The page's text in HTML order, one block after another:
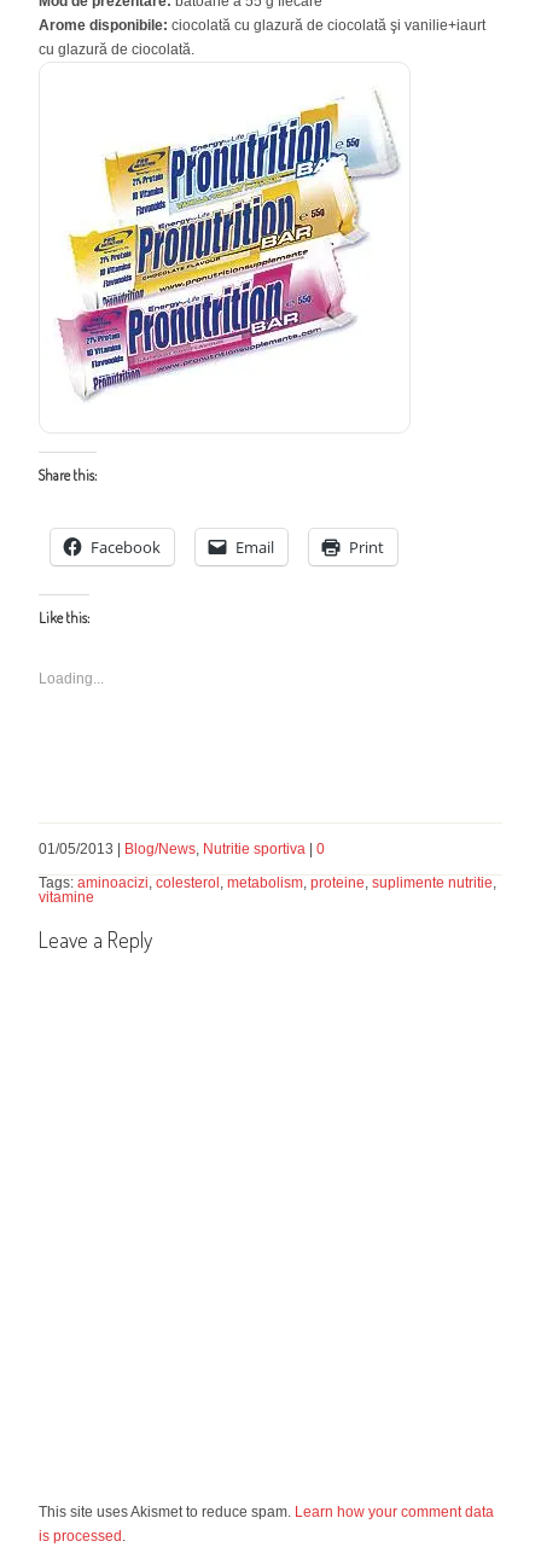
Arome disponibile: ciocolată cu glazură de ciocolată şi vanilie+iaurt
cu glazură de ciocolată.
Share this:
Facebook Email Print
Like this:
Loading...
01/05/2013 | Blog/News, Nutritie sportiva |0
Tags:aminoacizi,colesterol ,metabolism,proteine,suplimente nutritie,
vitamine
Leave a Reply
This site uses Akismet to reduce spam. Learn how your comment data
is processed .